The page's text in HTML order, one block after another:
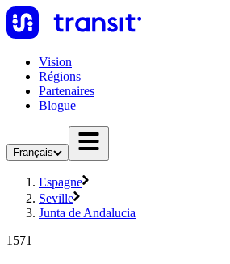
Vision
Régions
Partenaires
Blogue
Français
Espagne
Seville
Junta de Andalucia
1571